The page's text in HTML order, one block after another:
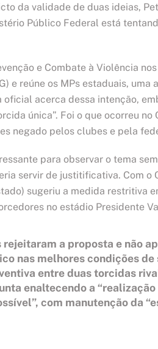
da validade de duas ideias,
Público Federal está
e Combate à Violência
e reúne os MPs estaduais,
acerca dessa intenção,
única”. Foi o que ocorreu
negado pelos clubes e pela
para observar o tema
servir de justitificativa. Com o
sugeriu a medida restritiva
no estádio Presidente
a proposta e não
nas melhores condições
entre duas torcidas
enaltecendo a
com manutenção da